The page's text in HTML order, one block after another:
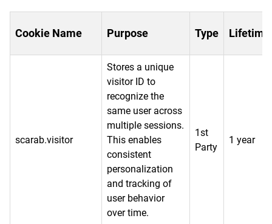
Cookie Name Purpose Type Lifetime
scarab.visitor
Stores a unique
visitor ID to
recognize the
same user across
multiple sessions.
This enables
consistent
personalization
and tracking of
user behavior
over time.
1st
Party
1 year